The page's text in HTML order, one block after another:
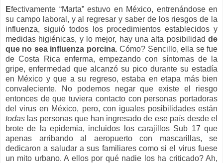
Efectivamente “Marta” estuvo en México, entrenándose en
su campo laboral, y al regresar y saber de los riesgos de la
influenza, siguió todos los procedimientos establecidos y
medidas higiénicas, y lo mejor, hay una alta posibilidad de
que no sea influenza porcina. Cómo? Sencillo, ella se fue
de Costa Rica enferma, empezando con síntomas de la
gripe, enfermedad que alcanzó su pico durante su estadía
en México y que a su regreso, estaba en etapa más bien
convaleciente. No podemos negar que existe el riesgo
entonces de que tuviera contacto con personas portadoras
del virus en México, pero, con iguales posibilidades están
todas las personas que han ingresado de ese país desde el
brote de la epidemia, incluidos los carajillos Sub 17 que
apenas arribando al aeropuerto con mascarillas, se
dedicaron a saludar a sus familiares como si el virus fuese
un mito urbano. A ellos por qué nadie los ha criticado? Ah,